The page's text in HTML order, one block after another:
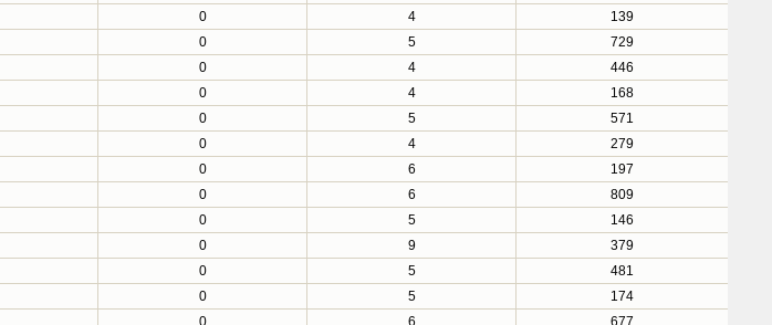
0 4
139
0 5
729
0 4
446
0 4
168
0 5
571
0 4
279
0 6
197
0 6
809
0 5
146
0 9
379
0 5
481
0 5
174
0 6 677